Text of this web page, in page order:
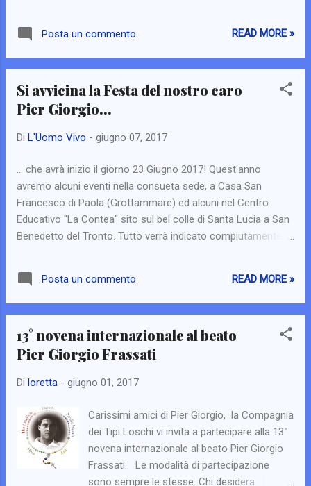
Posta un commento READ MORE »
Si avvicina la Festa del nostro caro
Pier Giorgio...
Di L'Uomo Vivo - giugno 07, 2017
... che avrà inizio il giorno 23 Giugno 2017! Quest'anno
avremo alcuni eventi nella consueta sede, a Casa San
Francesco di Paola (Grottammare) ed alcuni nel Centro
Educativo "La Contea" sito sul bel colle di Santa Lucia a San
Benedetto del Tronto. Tutto verrà indicato compiutamente
Avremo la gradita presenza del Vescovo diocesano di San
Benedetto del Tronto - Ripatransone - Montalto mons. Carlo
Bresciani che celebrerà la Santa Messa nella memoria del
19.00 a Casa San Francesco di Paola. E poi nel mezzo tante
altre belle cose. Ma la cosa più importante è che si continui
Pier Giorgio, perché ci sia di esempio, di sprone, di guida e di
virtù siano passate di moda. Ma la Chiesa grazie a Dio non
segue le mode. Per cui, cari amici, vi aspet...
Posta un commento READ MORE »
13° novena internazionale al beato
Pier Giorgio Frassati
Di loretta - giugno 01, 2017
Carissimi amici di Pier Giorgio, la Compagnia
dei Tipi Loschi vi invita a partecipare alla 13°
novena internazionale al beato Pier Giorgio
Frassati. Le modalità di partecipazione
sono sempre le stesse. Chi desidera